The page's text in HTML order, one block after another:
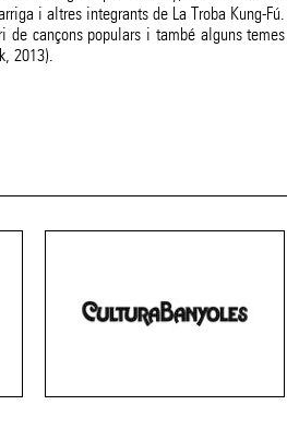
i altres integrants de La Troba Kung-Fú.
de cançons populars i també alguns temes
2013).